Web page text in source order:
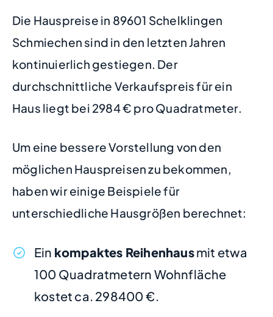
Die Hauspreise in 89601 Schelklingen
Schmiechen sind in den letzten Jahren
kontinuierlich gestiegen. Der
durchschnittliche Verkaufspreis für ein
Haus liegt bei 2984 € pro Quadratmeter.
Um eine bessere Vorstellung von den
möglichen Hauspreisen zu bekommen,
haben wir einige Beispiele für
unterschiedliche Hausgrößen berechnet:
Ein kompaktes Reihenhausmit etwa
100 Quadratmetern Wohnfläche
kostet ca. 298400 €.